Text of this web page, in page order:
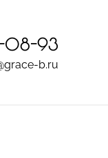
08-93
b.ru